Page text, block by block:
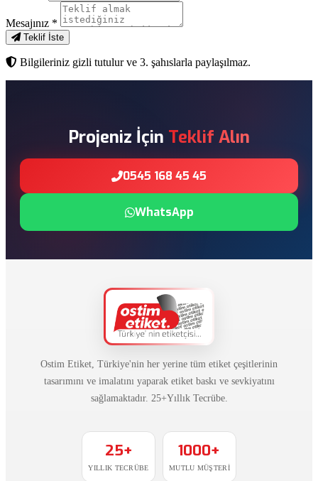
Mesajınız *
Teklif İste
Bilgileriniz gizli tutulur ve 3. şahıslarla paylaşılmaz.
Projeniz İçin Teklif Alın
0545 168 45 45
WhatsApp
Ostim Etiket, Türkiye'nin her yerine tüm etiket çeşitlerinin
tasarımını ve imalatını yaparak etiket baskı ve sevkiyatını
sağlamaktadır. 25+Yıllık Tecrübe.
25+
YILLIK TECRÜBE
1000+
MUTLU MÜŞTERI